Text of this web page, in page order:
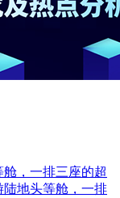
，一排三座的超
地头等舱，一排